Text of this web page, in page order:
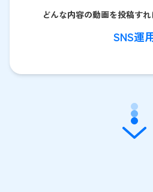
どんな内容の動画を投稿す
SNS運